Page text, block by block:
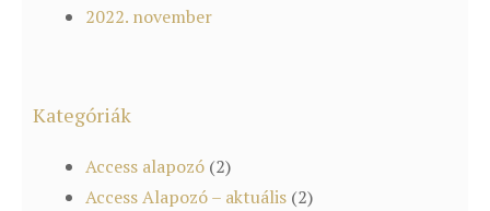
2022. november
Kategóriák
Access alapozó (2)
Access Alapozó – aktuális (2)